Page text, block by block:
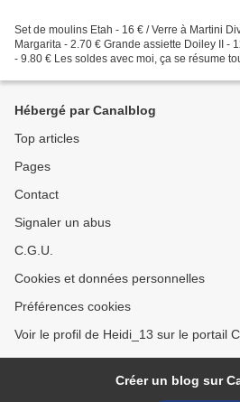
Set de moulins Etah - 16 € / Verre à Martini
Margarita - 2.70 € Grande assiette Doiley II -
- 9.80 € Les soldes avec moi, ça se résume
Hébergé par Canalblog
Top articles
Pages
Contact
Signaler un abus
C.G.U.
Cookies et données personnelles
Préférences cookies
Voir le profil de Heidi_13 sur le portail
Créer un blog sur